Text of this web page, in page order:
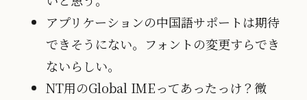
アプリケーションの中国語サポートは期待
できそうにない。フォントの変更すらでき
ないらしい。
NT用のGlobal IMEってあったっけ？微